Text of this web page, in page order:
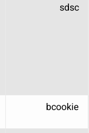
sdsc
bcookie